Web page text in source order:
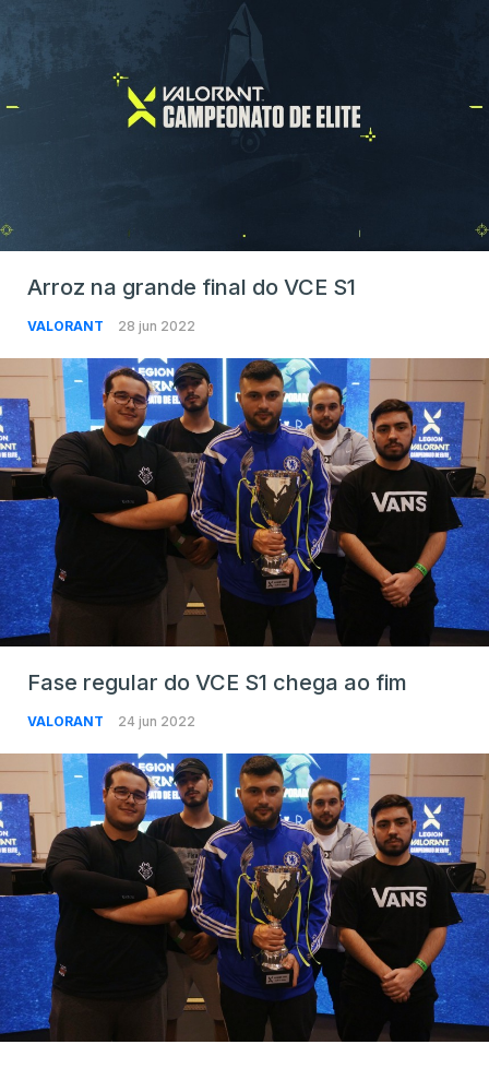
Arroz na grande final do VCE S1
VALORANT 28 jun 2022
Fase regular do VCE S1 chega ao fim
VALORANT 24 jun 2022